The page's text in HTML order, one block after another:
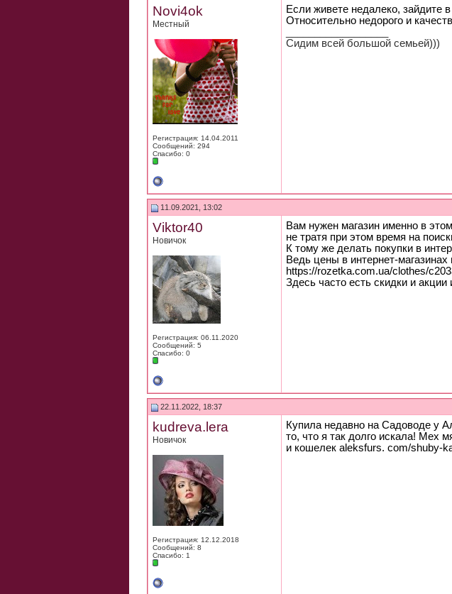
Novi4ok
Местный
Регистрация: 14.04.2011
Сообщений: 294
Спасибо: 0
Если живете недалеко, зайдите
Относительно недорого и
Сидим всей большой семьей)))
11.09.2021, 13:02
Viktor40
Новичок
Регистрация: 06.11.2020
Сообщений: 5
Спасибо: 0
Вам нужен магазин именно в
не тратя при этом время на
К тому же делать покупки в
Ведь цены в интернет-
httрs://rоzetka.com.uа/clothes/
Здесь часто есть скидки и
22.11.2022, 18:37
kudreva.lera
Новичок
Регистрация: 12.12.2018
Сообщений: 8
Спасибо: 1
Купила недавно на Садоводе у
то, что я так долго искала! Мех
и кошелек aleksfurs. com/shuby-